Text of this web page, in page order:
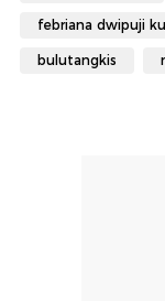
febriana dwipuji
bulutangkis